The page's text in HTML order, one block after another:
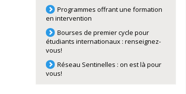
Programmes offrant une formation
en intervention
Bourses de premier cycle pour
étudiants internationaux : renseignez-
vous!
Réseau Sentinelles : on est là pour
vous!